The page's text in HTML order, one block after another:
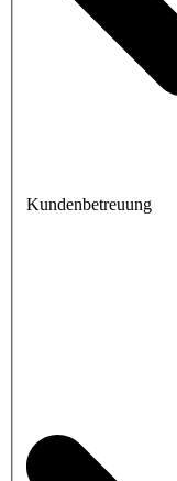
Kundenbetreuung